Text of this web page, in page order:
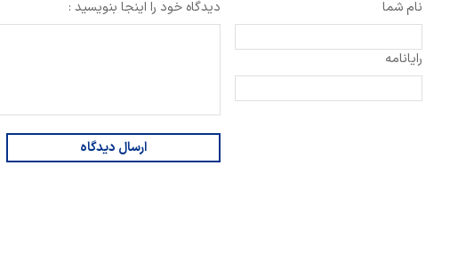
نام شما
رایانامه
دیدگاه خود را اینجا بنویسید :
ارسال دیدگاه